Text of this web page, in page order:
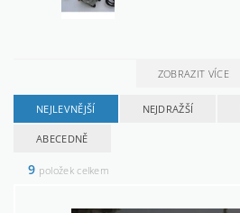
ZOBRAZIT VÍCE
NEJLEVNĚJŠÍ NEJDRAŽŠÍ
ABECEDNĚ
9 položek celkem